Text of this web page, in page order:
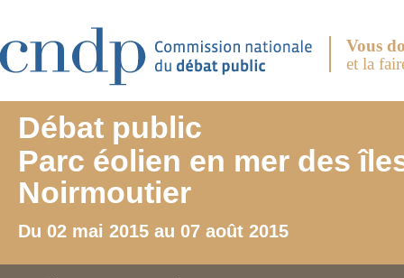
Vous
et la
Débat public
Parc éolien en mer des
Noirmoutier
Du 02 mai 2015 au 07 août 2015